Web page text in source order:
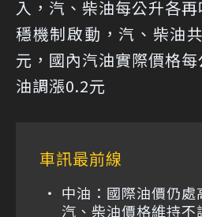
入，汽、柴油每公升各
穩機制啟動，汽、柴油
元，國內汽油實際價格
油調漲0.2元
車訊最前線
中油：國際油價仍處
汽、柴油價格維持不